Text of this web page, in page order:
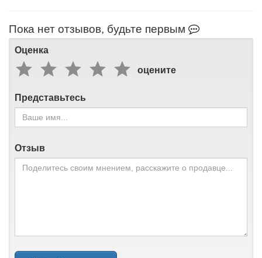
Пока нет отзывов, будьте первым
Оценка
оцените
Представьтесь
Отзыв